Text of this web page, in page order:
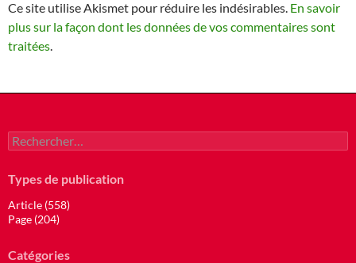
Ce site utilise Akismet pour réduire les indésirables. En savoir
plus sur la façon dont les données de vos commentaires sont
traitées
Rechercher :
Types de publication
Article (558)
Page (204)
Catégories